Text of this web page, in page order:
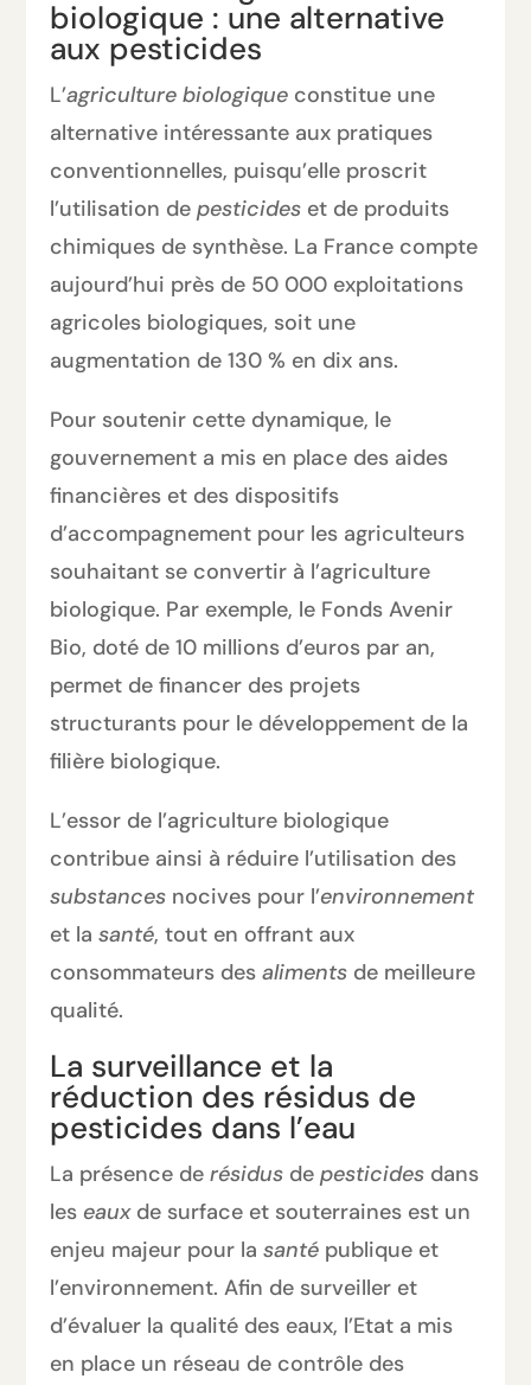
biologique : une alternative
aux pesticides
L’agriculture biologique constitue une
alternative intéressante aux pratiques
conventionnelles, puisqu’elle proscrit
l’utilisation depesticides et de produits
chimiques de synthèse. La France compte
aujourd’hui près de 50 000 exploitations
agricoles biologiques, soit une
augmentation de 130 % en dix ans.
Pour soutenir cette dynamique, le
gouvernement a mis en place des aides
financières et des dispositifs
d’accompagnement pour les agriculteurs
souhaitant se convertir à l’agriculture
biologique. Par exemple, le Fonds Avenir
Bio, doté de 10 millions d’euros par an,
permet de financer des projets
structurants pour le développement de la
filière biologique.
L’essor de l’agriculture biologique
contribue ainsi à réduire l’utilisation des
substances nocives pour l’environnement
et lasanté, tout en offrant aux
consommateurs desaliments de meilleure
qualité.
La surveillance et la
réduction des résidus de
pesticides dans l’eau
La présence derésidus depesticides dans
les eauxde surface et souterraines est un
enjeu majeur pour lasanté publique et
l’environnement. Afin de surveiller et
d’évaluer la qualité des eaux, l’Etat a mis
en place un réseau de contrôle des